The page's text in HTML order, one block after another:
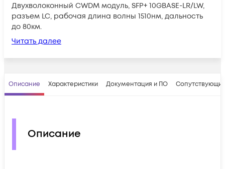
Двухволоконный CWDM модуль, SFP+ 10GBASE-LR/LW,
разъем LC, рабочая длина волны 1510нм, дальность
до 80км.
Читать далее
Описание Характеристики Документация и ПО
Описание